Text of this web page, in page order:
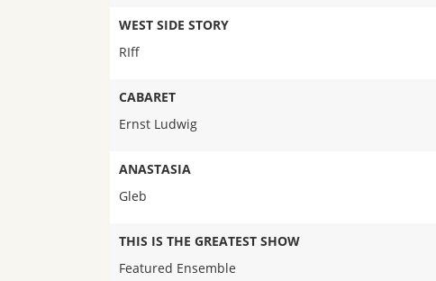
WEST SIDE STORY
RIff
CABARET
Ernst Ludwig
ANASTASIA
Gleb
THIS IS THE GREATEST SHOW
Featured Ensemble